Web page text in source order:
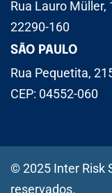
Rua Lauro Müller,
22290-160
SÃO PAULO
Rua Pequetita,
CEP: 04552-060
© 2025 Inter Risk
reservados.